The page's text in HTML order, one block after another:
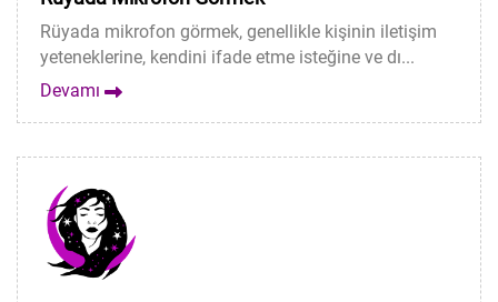
Rüyada mikrofon görmek, genellikle kişinin iletişim
yeteneklerine, kendini ifade etme isteğine ve dı...
Devamı